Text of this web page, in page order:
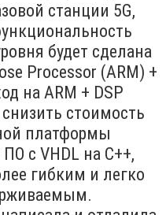
станции 5G,
будет сделана
Processor (ARM) +
на ARM + DSP
стоимость
платформы
с VHDL на C++,
гибким и легко